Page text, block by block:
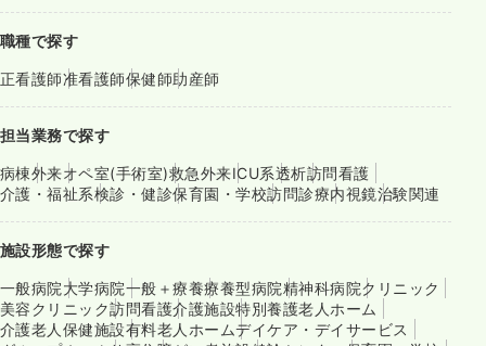
職種で探す
正看護師准看護師保健師助産師
担当業務で探す
病棟外来オペ室(手術室)救急外来ICU系透析訪問看護
介護・福祉系検診・健診保育園・学校訪問診療内視鏡治験関連
施設形態で探す
一般病院大学病院一般＋療養療養型病院精神科病院クリニック
美容クリニック訪問看護介護施設特別養護老人ホーム
介護老人保健施設有料老人ホームデイケア・デイサービス